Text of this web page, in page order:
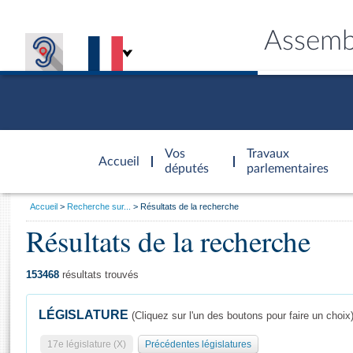
Accueil
d'accueil
Vos
députés
Travaux
parlementaires
Général
Vous
Accueil Recherche sur... Résultats de la recherche
Résultats de la recherche
153468 résultats trouvés
LÉGISLATURE (Cliquez sur l'un des boutons pour faire un choix)
17e législature (X) Précédentes législatures